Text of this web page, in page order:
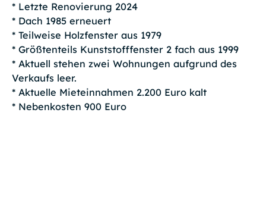
* Letzte Renovierung 2024
* Dach 1985 erneuert
* Teilweise Holzfenster aus 1979
* Größtenteils Kunststofffenster 2 fach aus 1999
* Aktuell stehen zwei Wohnungen aufgrund des
Verkaufs leer.
* Aktuelle Mieteinnahmen 2.200 Euro kalt
* Nebenkosten 900 Euro